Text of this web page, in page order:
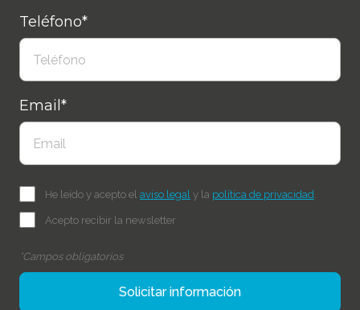
Teléfono*
Email*
He leído y acepto el aviso legal y la política de privacidad
Acepto recibir la newsletter
*Campos obligatorios